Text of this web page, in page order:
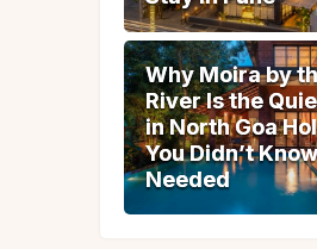
Why Moira by
River Is the
in North Goa
You Didn’t
Needed
Why Moira by
River Is the
in North Goa
You Didn’t
Needed